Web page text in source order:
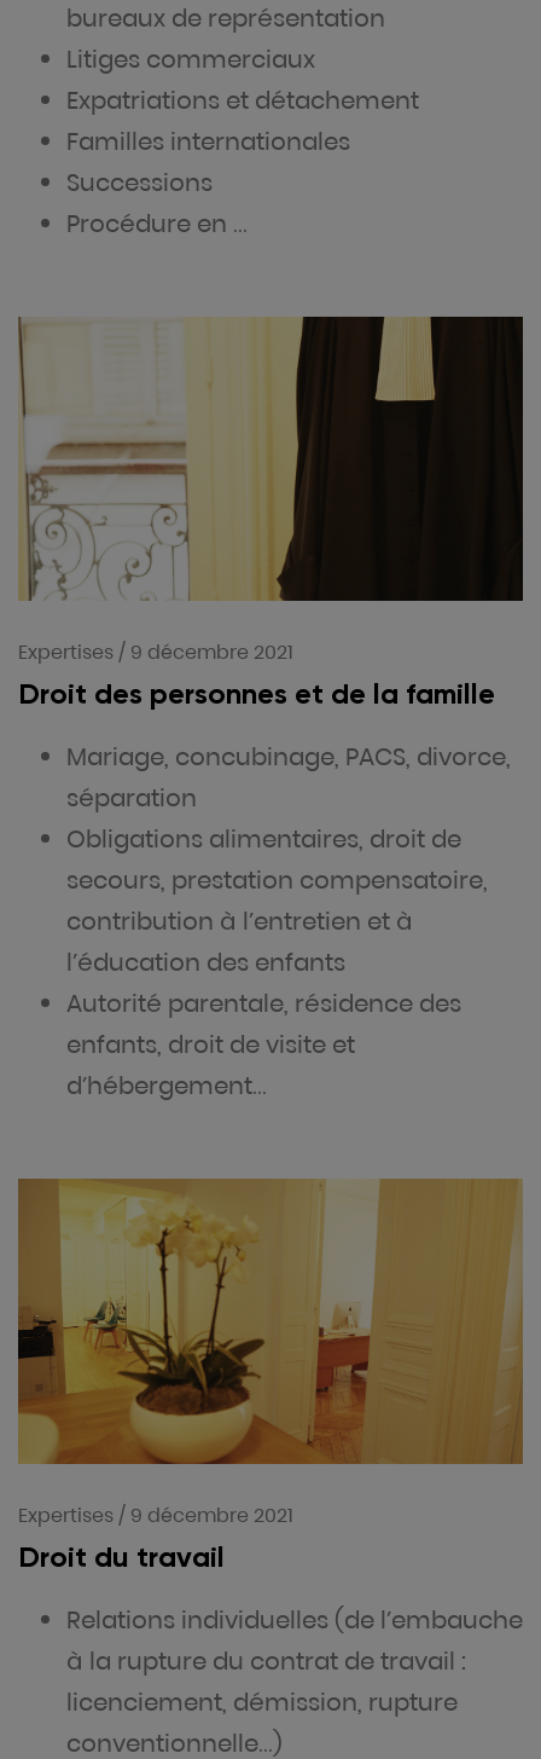
bureaux de représentation
Litiges commerciaux
Expatriations et détachement
Familles internationales
Successions
Procédure en …
Expertises / 9 décembre 2021
Droit des personnes et de la famille
Mariage, concubinage, PACS, divorce,
séparation
Obligations alimentaires, droit de
secours, prestation compensatoire,
contribution à l’entretien et à
l’éducation des enfants
Autorité parentale, résidence des
enfants, droit de visite et
d’hébergement…
Expertises / 9 décembre 2021
Droit du travail
Relations individuelles (de l’embauche
à la rupture du contrat de travail :
licenciement, démission, rupture
conventionnelle…)